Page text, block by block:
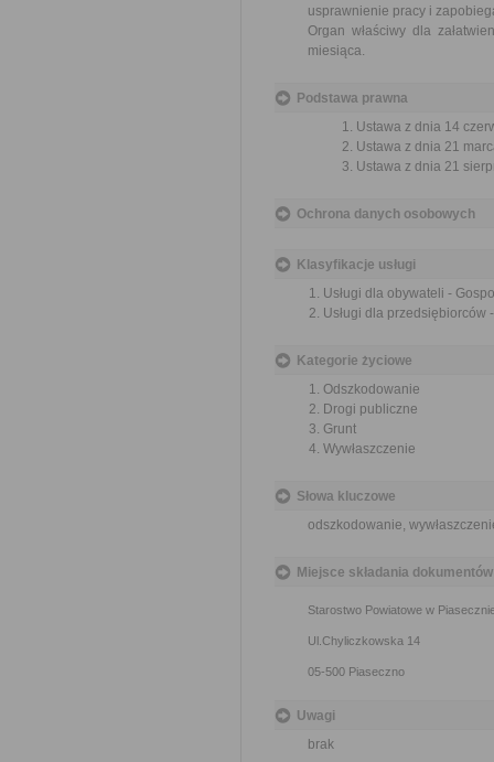
usprawnienie pracy i
Organ właściwy dla
miesiąca.
Podstawa prawna
Ustawa z dnia 14
Ustawa z dnia 21
Ustawa z dnia 21
Ochrona danych osobowych
Klasyfikacje usługi
Usługi dla obywateli -
Usługi dla
Kategorie życiowe
Odszkodowanie
Drogi publiczne
Grunt
Wywłaszczenie
Słowa kluczowe
odszkodowanie,
Miejsce składania dokumentów
Starostwo Powiatowe w
Ul.Chyliczkowska 14
05-500 Piaseczno
Uwagi
brak